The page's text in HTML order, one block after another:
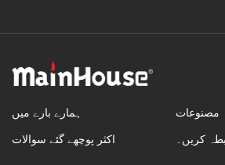
ہمارے بارے میں مصنوعات
اکثر پوچھے گئے سوالات کریں۔